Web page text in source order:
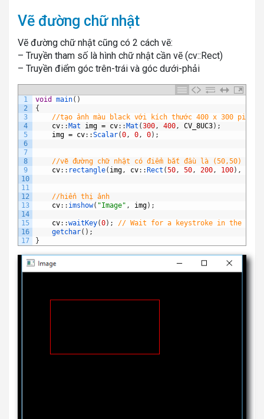
Vẽ đường chữ nhật
Vẽ đường chữ nhật cũng có 2 cách vẽ:
– Truyền tham số là hình chữ nhật cần vẽ (cv::Rect)
– Truyền điểm góc trên-trái và góc dưới-phải
1
2
3
4
5
6
7
8
9
10
11
12
13
14
15
16
17
void main( )
{
//tạo ảnh màu black với kích thước 400 x 300 pixels
cv: :Mat img = cv: :Mat (300, 400, CV_8UC3) ;
img = cv: :Scalar(0, 0, 0) ;
//vẽ đường chữ nhật có điểm bắt đầu là (50,50) và
cv: : rectangle( img, cv: :Rect (50, 50, 200, 100) ,
//hiển thị ảnh
cv: : imshow( "Image" , img) ;
cv: :waitKey(0) ;
// Wait for a keystroke in the
getchar( ) ;
}